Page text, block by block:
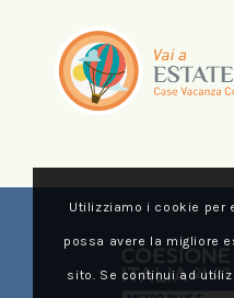
Utilizziamo i cookie per
possa avere la migliore
sito. Se continui ad